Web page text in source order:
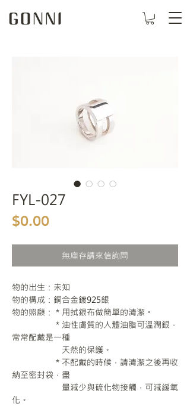
FYL-027
$0.00價格
無庫存請來信詢問
物的出生：未知
物的構成：銅合金鍍925銀
物的照顧：＊用拭銀布做簡單的清潔。
＊油性膚質的人體油脂可溫潤銀，
常常配戴是一種
天然的保護。
＊不配戴的時候，請清潔之後再收
納至密封袋，盡
量減少與硫化物接觸，可減緩氧
化。